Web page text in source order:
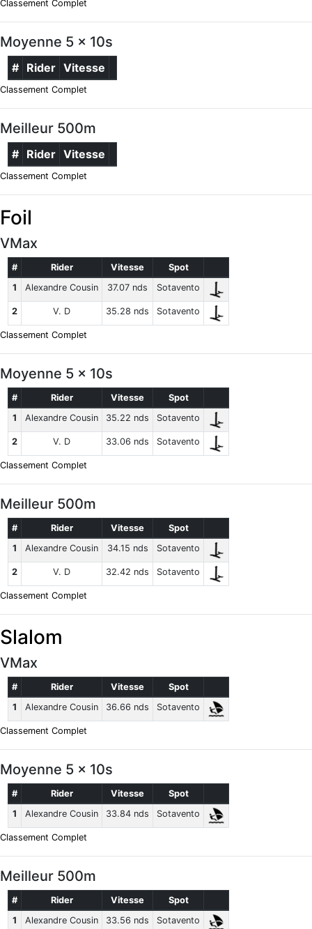
Classement Complet
Moyenne 5 x 10s
# Rider Vitesse
Classement Complet
Meilleur 500m
# Rider Vitesse
Classement Complet
Foil
VMax
# Rider Vitesse
Spot
1
Alexandre Cousin 37.07 nds Sotavento
2 V. D 35.28 nds Sotavento
Classement Complet
Moyenne 5 x 10s
# Rider Vitesse
Spot
1
Alexandre Cousin 35.22 nds Sotavento
2 V. D 33.06 nds Sotavento
Classement Complet
Meilleur 500m
# Rider Vitesse
Spot
1
Alexandre Cousin 34.15 nds Sotavento
2 V. D 32.42 nds Sotavento
Classement Complet
Slalom
VMax
# Rider Vitesse
Spot
1
Alexandre Cousin 36.66 nds Sotavento
Classement Complet
Moyenne 5 x 10s
# Rider Vitesse
Spot
1
Alexandre Cousin 33.84 nds Sotavento
Classement Complet
Meilleur 500m
# Rider Vitesse
Spot
1
Alexandre Cousin 33.56 nds Sotavento